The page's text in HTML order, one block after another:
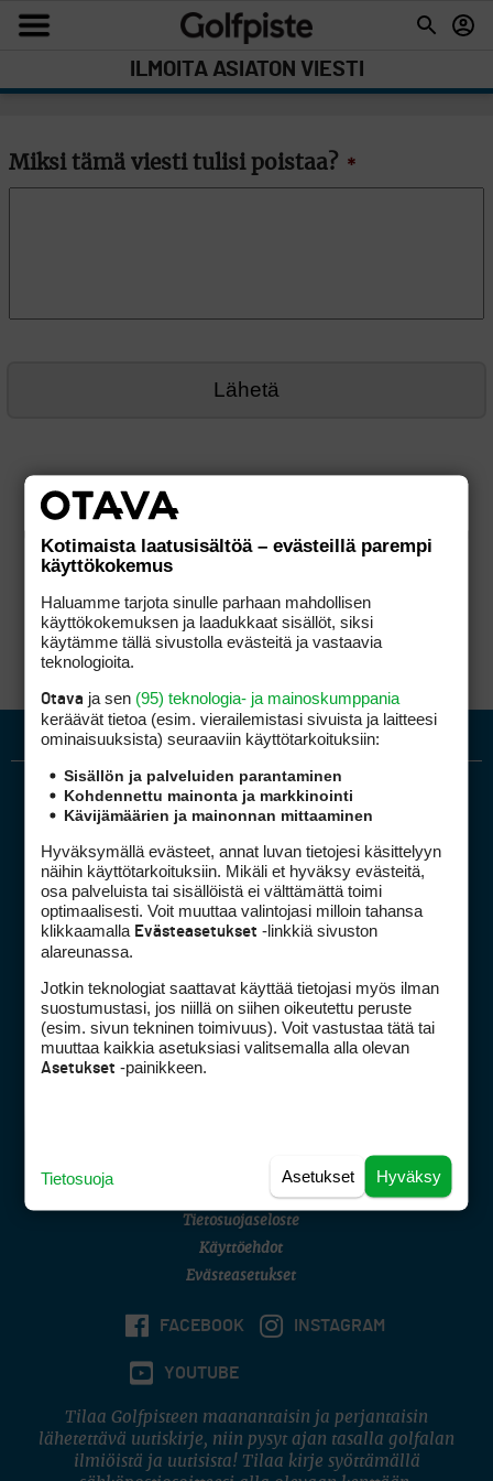
ILMOITA ASIATON VIESTI
Miksi tämä viesti tulisi poistaa? *
Golfpiste mediakortti
Golfpisteen yhteystiedot
DSA avoimuusraportti
Asiakaspalvelu
(digi) digi@otavamedia.fi
Tietosuojaseloste
Käyttöehdot
Evästeasetukset
FACEBOOK INSTAGRAM
YOUTUBE
Tilaa Golfpisteen maanantaisin ja perjantaisin
lähetettävä uutiskirje, niin pysyt ajan tasalla golfalan
ilmiöistä ja uutisista! Tilaa kirje syöttämällä
Kotimaista laatusisältöä – evästeillä parempi
käyttökokemus
Haluamme tarjota sinulle parhaan mahdollisen
käyttökokemuksen ja laadukkaat sisällöt, siksi
käytämme tällä sivustolla evästeitä ja vastaavia
teknologioita.
Otava ja sen (95) teknologia- ja mainoskumppania
keräävät tietoa (esim. vierailemis­tasi sivuista ja laitteesi
ominaisuuk­sista) seuraaviin käyttötarkoituksiin:
Sisällön ja palveluiden parantaminen
Kohdennettu mainonta ja markkinointi
Kävijämäärien ja mainonnan mittaaminen
Hyväksymällä evästeet, annat luvan tietojesi käsittelyyn
näihin käyttötarkoituksiin. Mikäli et hyväksy evästeitä,
osa palveluista tai sisällöistä ei välttämättä toimi
optimaalisesti. Voit muuttaa valintojasi milloin tahansa
klikkaamalla Evästeasetukset -linkkiä sivuston
alareunassa.
Jotkin teknologiat saattavat käyttää tietojasi myös ilman
suostumustasi, jos niillä on siihen oikeutettu peruste
(esim. sivun tekninen toimivuus). Voit vastustaa tätä tai
muuttaa kaikkia asetuksiasi valitsemalla alla olevan
Asetukset -painikkeen.
Hyväksy
Asetukset
Tietosuoja